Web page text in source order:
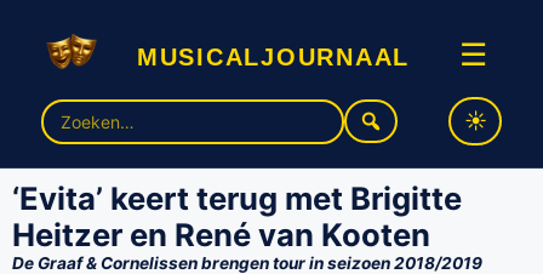
musicaljournaal ☰
Zoek
naar:
‘Evita’ keert terug met Brigitte
Heitzer en René van Kooten
De Graaf & Cornelissen brengen tour in seizoen 2018/2019